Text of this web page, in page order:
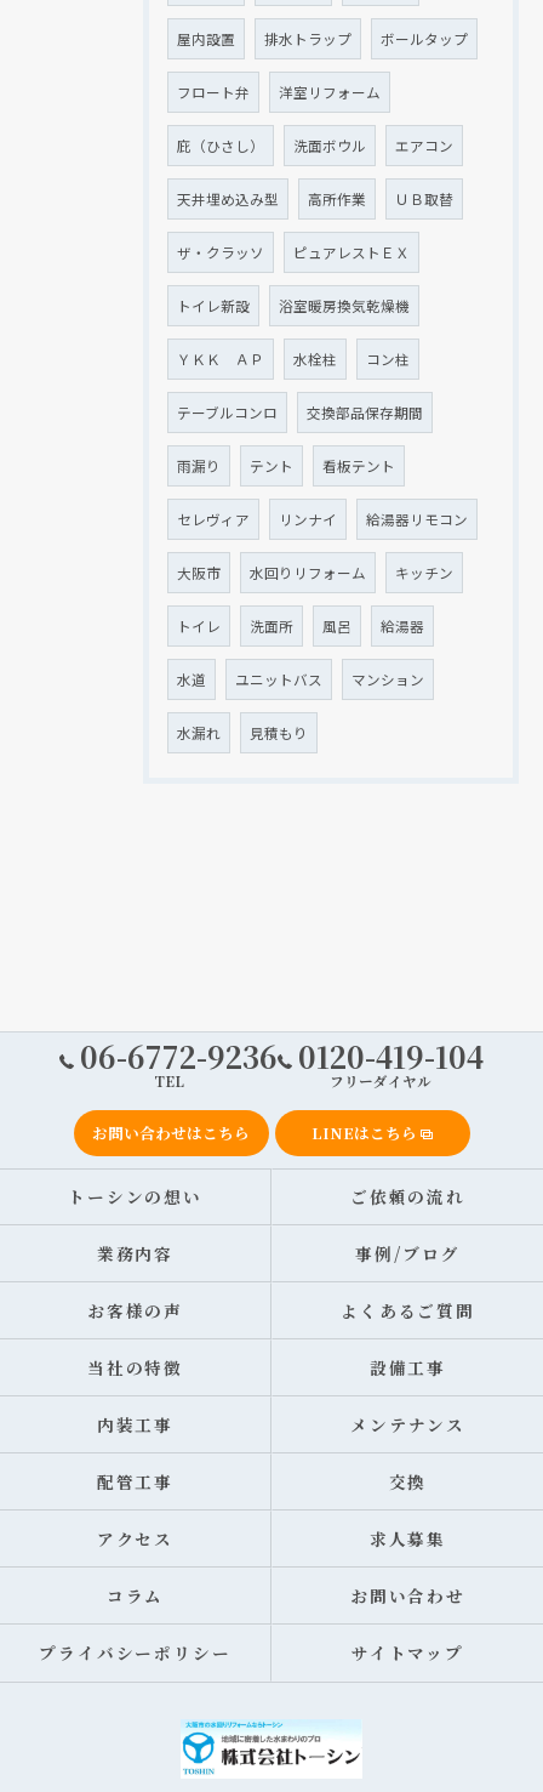
屋内設置 排水トラップ ボールタップ
フロート弁 洋室リフォーム
庇（ひさし） 洗面ボウル エアコン
天井埋め込み型 高所作業 ＵＢ取替
ザ・クラッソ ピュアレストＥＸ
トイレ新設 浴室暖房換気乾燥機
ＹＫＫ ＡＰ 水栓柱 コン柱
テーブルコンロ 交換部品保存期間
雨漏り テント 看板テント
セレヴィア リンナイ 給湯器リモコン
大阪市 水回りリフォーム キッチン
トイレ 洗面所 風呂 給湯器
水道 ユニットバス マンション
水漏れ 見積もり
06-6772-9236
TEL
0120-419-104
フリーダイヤル
お問い合わせはこちら LINEはこちら
トーシンの想い ご依頼の流れ
業務内容 事例/ブログ
お客様の声 よくあるご質問
当社の特徴 設備工事
内装工事 メンテナンス
配管工事 交換
アクセス 求人募集
コラム お問い合わせ
プライバシーポリシー サイトマップ